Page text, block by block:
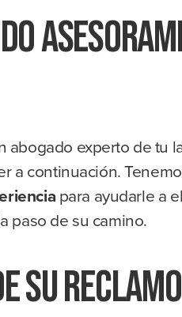
abogado experto de tu
a continuación.
para ayudarle a
paso de su camino.
su reclamo